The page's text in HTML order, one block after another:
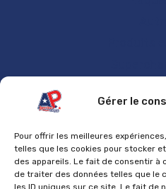
Gérer le
Pour offrir les meilleures
telles que les cookies pour stocker
des appareils. Le fait de consentir à
de traiter des données telles que le
les ID uniques sur ce site. Le fait de
Mentions